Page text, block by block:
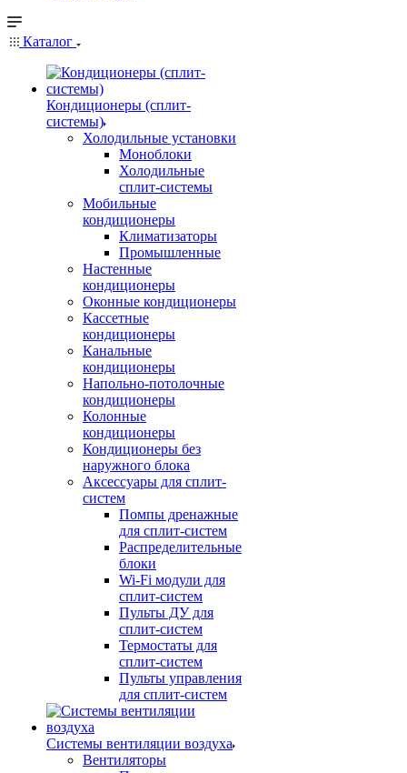
Каталог
Кондиционеры (сплит-
системы)
Холодильные установки
Моноблоки
Холодильные
сплит-системы
Мобильные
кондиционеры
Климатизаторы
Промышленные
Настенные
кондиционеры
Оконные кондиционеры
Кассетные
кондиционеры
Канальные
кондиционеры
Напольно-потолочные
кондиционеры
Колонные
кондиционеры
Кондиционеры без
наружного блока
Аксессуары для сплит-
систем
Помпы дренажные
для сплит-систем
Распределительные
блоки
Wi-Fi модули для
сплит-систем
Пульты ДУ для
сплит-систем
Термостаты для
сплит-систем
Пульты управления
для сплит-систем
Системы вентиляции воздуха
Вентиляторы